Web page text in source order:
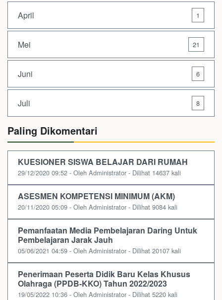
April 1
Mei 21
Juni 6
Juli 8
Paling Dikomentari
KUESIONER SISWA BELAJAR DARI RUMAH
29/12/2020 09:52 - Oleh Administrator - Dilihat 14637 kali
ASESMEN KOMPETENSI MINIMUM (AKM)
20/11/2020 05:09 - Oleh Administrator - Dilihat 9084 kali
Pemanfaatan Media Pembelajaran Daring Untuk
Pembelajaran Jarak Jauh
05/06/2021 04:59 - Oleh Administrator - Dilihat 20107 kali
Penerimaan Peserta Didik Baru Kelas Khusus
Olahraga (PPDB-KKO) Tahun 2022/2023
19/05/2022 10:36 - Oleh Administrator - Dilihat 5220 kali